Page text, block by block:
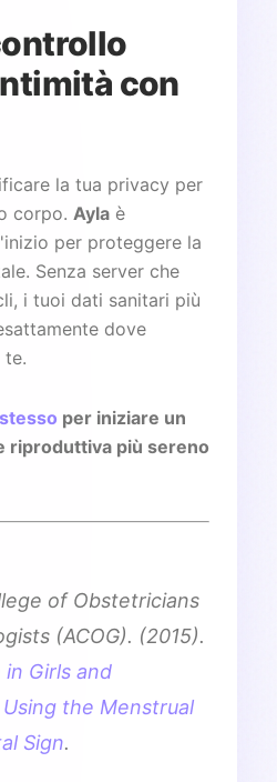
con
la tua privacy per
corpo. Ayla è
per proteggere la
Senza server che
i tuoi dati sanitari più
dove
te.
per iniziare un
riproduttiva più sereno
of Obstetricians
(ACOG). (2015).
Girls and
the Menstrual
Sign.